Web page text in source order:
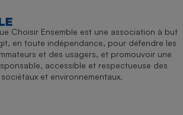
Choisir Ensemble est une association à but
en toute indépendance, pour défendre les
et des usagers, et promouvoir une
accessible et respectueuse des
et environnementaux.